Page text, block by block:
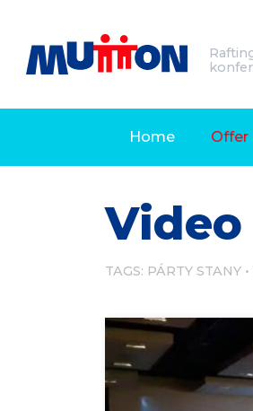
Home Offer
Video
TAGS: PÁRTY STANY